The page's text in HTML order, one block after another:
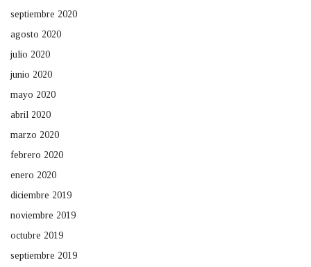
septiembre 2020
agosto 2020
julio 2020
junio 2020
mayo 2020
abril 2020
marzo 2020
febrero 2020
enero 2020
diciembre 2019
noviembre 2019
octubre 2019
septiembre 2019